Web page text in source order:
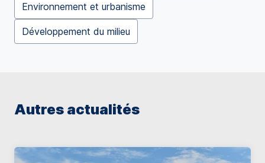
Environnement et urbanisme
Développement du milieu
Autres actualités